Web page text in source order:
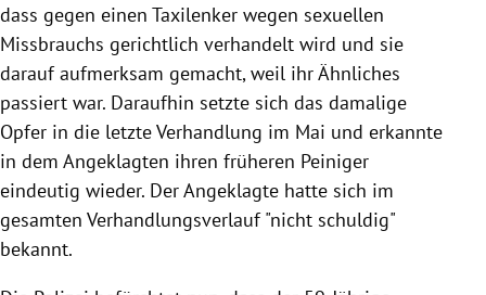
dass gegen einen Taxilenker wegen sexuellen
Missbrauchs gerichtlich verhandelt wird und sie
darauf aufmerksam gemacht, weil ihr Ähnliches
passiert war. Daraufhin setzte sich das damalige
Opfer in die letzte Verhandlung im Mai und erkannte
in dem Angeklagten ihren früheren Peiniger
eindeutig wieder. Der Angeklagte hatte sich im
gesamten Verhandlungsverlauf "nicht schuldig"
bekannt.